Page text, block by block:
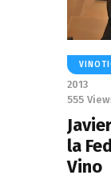
2013
555
la
Vino